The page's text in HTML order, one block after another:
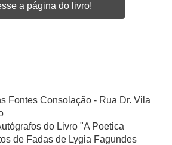
a página do livro!
Fontes Consolação - Rua Dr. Vila
do Livro "A Poetica
de Fadas de Lygia Fagundes